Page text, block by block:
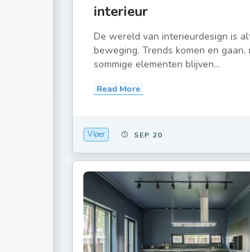
interieur
De wereld van interieurdesign is
beweging. Trends komen en gaan,
sommige elementen blijven...
Read More
Vloer SEP 20